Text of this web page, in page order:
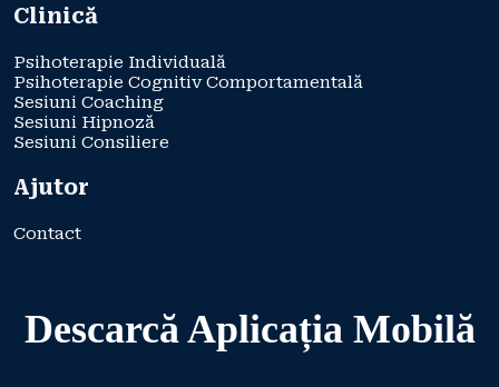
Clinică
Psihoterapie Individuală
Psihoterapie Cognitiv Comportamentală
Sesiuni Coaching
Sesiuni Hipnoză
Sesiuni Consiliere
Ajutor
Contact
Descarcă Aplicația Mobilă